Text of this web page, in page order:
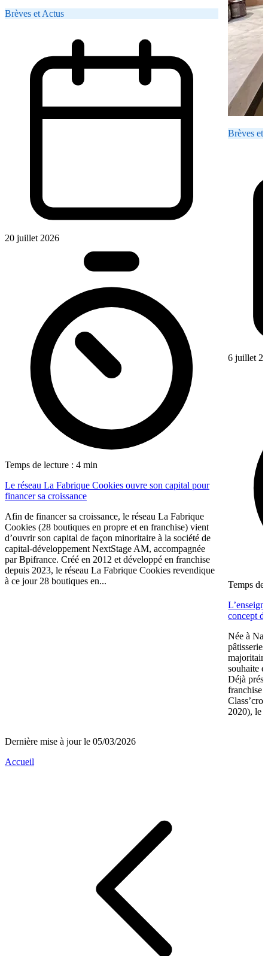
Brèves et Actus
20 juillet 2026
Temps de lecture : 4 min
Le réseau La Fabrique Cookies ouvre son capital pour
financer sa croissance
Afin de financer sa croissance, le réseau La Fabrique
Cookies (28 boutiques en propre et en franchise) vient
d’ouvrir son capital de façon minoritaire à la société de
capital-développement NextStage AM, accompagnée
par Bpifrance. Créé en 2012 et développé en franchise
depuis 2023, le réseau La Fabrique Cookies revendique
à ce jour 28 boutiques en...
Brèves et
6 juillet
Temps de
concept
Née à
souhaite
Déjà
franchise
2020), le
Dernière mise à jour le 05/03/2026
Accueil